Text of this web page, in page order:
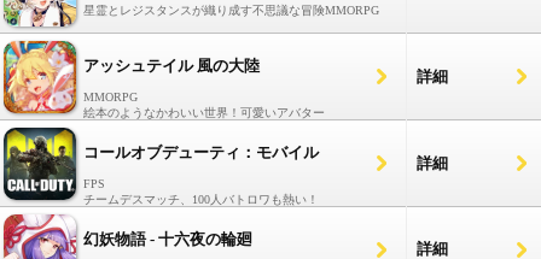
星霊とレジスタンスが織り成す不思議な冒険MMORPG
アッシュテイル 風の大陸
MMORPG
絵本のようなかわいい世界！可愛いアバター
詳細
コールオブデューティ：モバイル
FPS
チームデスマッチ、100人バトロワも熱い！
詳細
幻妖物語 - 十六夜の輪廻
詳細